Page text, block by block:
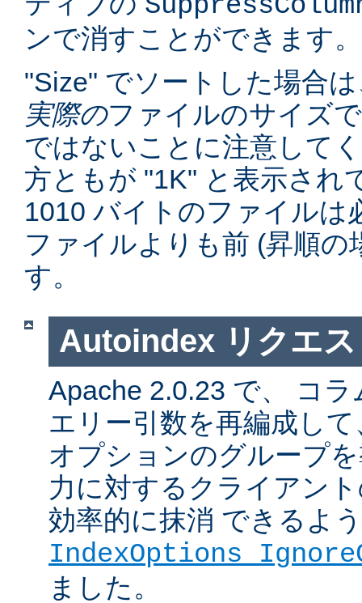
ンで消すことができます。
"Size" でソートした場合
実際のファイルのサイズ
ではないことに注意して
方ともが "1K" と表示され
1010 バイトのファイルは
ファイルよりも前 (昇順の
す。
Autoindex リクエ
Apache 2.0.23 で、 コ
エリー引数を再編成し
オプションのグループ
力に対するクライアン
効率的に抹消 できるよ
IndexOptions
ました。